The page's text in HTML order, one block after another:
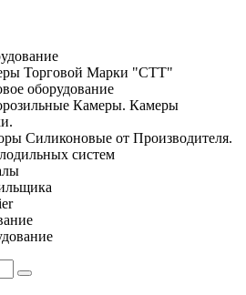
Торговой Марки "СТТ"
оборудование
Камеры. Камеры
Силиконовые от Производителя.
систем